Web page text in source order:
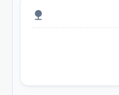
nature